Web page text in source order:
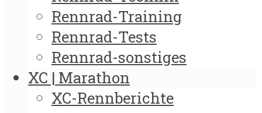
Rennrad-Training
Rennrad-Tests
Rennrad-sonstiges
XC | Marathon
XC-Rennberichte